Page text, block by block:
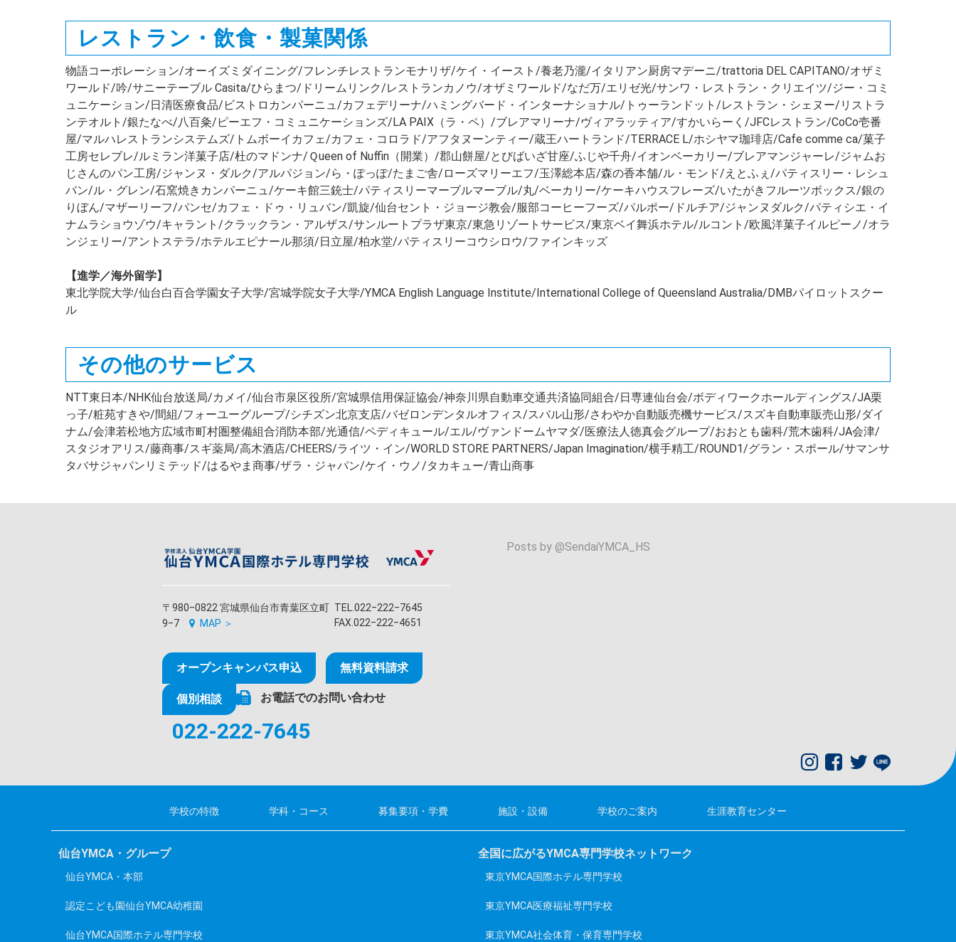
物語コーポレーション/オーイズミダイニング/フレンチレストランモナリザ/ケイ・イースト/養老乃瀧/イタリアン厨房マデーニ/trattoria DEL CAPITANO/オザミ
ワールド/吟/サニーテーブル Casita/ひらまつ/ドリームリンク/レストランカノウ/オザミワールド/なだ万/エリゼ光/サンワ・レストラン・クリエイツ/ジー・コミ
ュニケーション/日清医療食品/ビストロカンパーニュ/カフェデリーナ/ハミングバード・インターナショナル/トゥーランドット/レストラン・シェヌー/リストラ
ンテオルト/銀たなべ/八百粂/ピーエフ・コミュニケーションズ/LA PAIX（ラ・ペ）/ブレアマリーナ/ヴィアラッティア/すかいらーく/JFCレストラン/CoCo壱番
屋/マルハレストランシステムズ/トムボーイカフェ/カフェ・コロラド/アフタヌーンティー/蔵王ハートランド/TERRACE L/ホシヤマ珈琲店/Cafe comme ca/菓子
工房セレブレ/ルミラン洋菓子店/杜のマドンナ/Ｑueen of Nuffin（開業）/郡山餅屋/とびばいざ甘座/ふじや千舟/イオンベーカリー/ブレアマンジャーレ/ジャムお
じさんのパン工房/ジャンヌ・ダルク/アルパジョン/ら・ぽっぽ/たまご舎/ローズマリーエフ/玉澤総本店/森の香本舗/ル・モンド/えとふぇ/パティスリー・レシュ
バン/ル・グレン/石窯焼きカンパーニュ/ケーキ館三銃士/パティスリーマーブルマーブル/丸/ベーカリー/ケーキハウスフレーズ/いたがきフルーツボックス/銀の
りぼん/マザーリーフ/パンセ/カフェ・ドゥ・リュバン/凱旋/仙台セント・ジョージ教会/服部コーヒーフーズ/パルポー/ドルチア/ジャンヌダルク/パティシエ・イ
ナムラショウゾウ/キャラント/クラックラン・アルザス/サンルートプラザ東京/東急リゾートサービス/東京ベイ舞浜ホテル/ルコント/欧風洋菓子イルピーノ/オラ
ンジェリー/アントステラ/ホテルエピナール那須/日立屋/柏水堂/パティスリーコウシロウ/ファインキッズ
【進学／海外留学】
東北学院大学/仙台白百合学園女子大学/宮城学院女子大学/YMCA English Language Institute/International College of Queensland Australia/DMBパイロットスクー
ル
その他のサービス
NTT東日本/NHK仙台放送局/カメイ/仙台市泉区役所/宮城県信用保証協会/神奈川県自動車交通共済協同組合/日専連仙台会/ボディワークホールディングス/JA栗
っ子/粧苑すきや/間組/フォーユーグループ/シチズン北京支店/バゼロンデンタルオフィス/スバル山形/さわやか自動販売機サービス/スズキ自動車販売山形/ダイ
ナム/会津若松地方広域市町村圏整備組合消防本部/光通信/ペディキュール/エル/ヴァンドームヤマダ/医療法人徳真会グループ/おおとも歯科/荒木歯科/JA会津/
スタジオアリス/藤商事/スギ薬局/高木酒店/CHEERS/ライツ・イン/WORLD STORE PARTNERS/Japan Imagination/横手精工/ROUND1/グラン・スポール/サマンサ
タバサジャパンリミテッド/はるやま商事/ザラ・ジャパン/ケイ・ウノ/タカキュー/青山商事
〒980‒0822 宮城県仙台市青葉区立町
9‒7
MAP ＞
TEL.022‒222‒7645
FAX.022‒222‒4651
オープンキャンパス申込 無料資料請求
個別相談 お電話でのお問い合わせ
022-222-7645
Posts by @SendaiYMCA_HS
学校の特徴 学科・コース 募集要項・学費 施設・設備 学校のご案内 生涯教育センター
仙台YMCA・グループ
仙台YMCA・本部
認定こども園仙台YMCA幼稚園
仙台YMCA国際ホテル専門学校
全国に広がるYMCA専門学校ネットワーク
東京YMCA国際ホテル専門学校
東京YMCA医療福祉専門学校
東京YMCA社会体育・保育専門学校